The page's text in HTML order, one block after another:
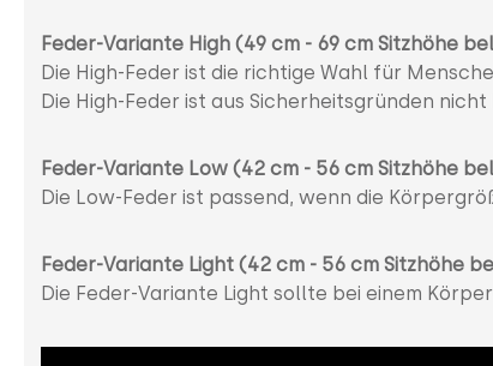
Feder-Variante High (49 cm - 69 cm Sitzhöhe
Die High-Feder ist die richtige Wahl für
Die High-Feder ist aus Sicherheitsgründen
Feder-Variante Low (42 cm - 56 cm Sitzhöhe
Die Low-Feder ist passend, wenn die
Feder-Variante Light (42 cm - 56 cm Sitzhöhe
Die Feder-Variante Light sollte bei einem